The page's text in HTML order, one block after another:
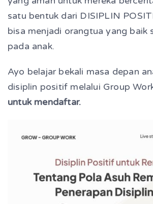
satu bentuk dari DISIPLIN
bisa menjadi orangtua yang baik
pada anak.
Ayo belajar bekali masa depan
disiplin positif melalui Group
untuk mendaftar.